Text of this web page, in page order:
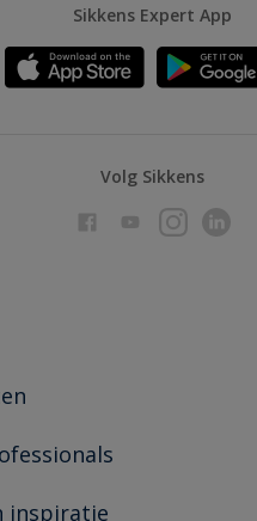
Sikkens Expert App
Volg Sikkens
binnen
inspiratie